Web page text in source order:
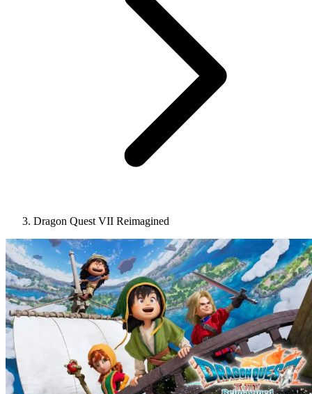
Dragon Quest VII Reimagined